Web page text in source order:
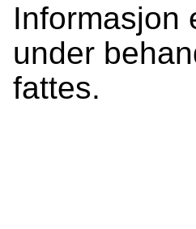
Informasjon
under
fattes.